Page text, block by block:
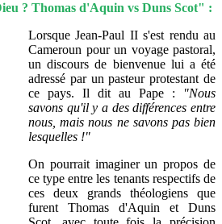
? Thomas d'Aquin vs Duns Scot" :
Lorsque Jean-Paul II s'est rendu au
Cameroun pour un voyage pastoral,
un discours de bienvenue lui a été
adressé par un pasteur protestant de
ce pays. Il dit au Pape :
"Nous
savons qu'il y a des différences entre
nous, mais nous ne savons pas bien
lesquelles !"
On pourrait imaginer un propos de
ce type entre les tenants respectifs de
ces deux grands théologiens que
furent Thomas d'Aquin et Duns